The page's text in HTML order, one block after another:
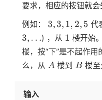
要求，相应的按钮就会
例如： 3,3,1,2,5
3,3, 1, 2, 5 代
3, …) ，从 1
1 楼开始
楼，按“下”是不起作用
么，从 A
A 楼到 B
B楼至
输入